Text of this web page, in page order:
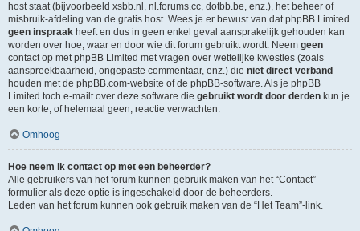
host staat (bijvoorbeeld xsbb.nl, nl.forums.cc, dotbb.be, enz.), het beheer of
misbruik-afdeling van de gratis host. Wees je er bewust van dat phpBB Limited
geen inspraak heeft en dus in geen enkel geval aansprakelijk gehouden kan
worden over hoe, waar en door wie dit forum gebruikt wordt. Neem geen
contact op met phpBB Limited met vragen over wettelijke kwesties (zoals
aanspreekbaarheid, ongepaste commentaar, enz.) die niet direct verband
houden met de phpBB.com-website of de phpBB-software. Als je phpBB
Limited toch e-mailt over deze software die gebruikt wordt door derden kun je
een korte, of helemaal geen, reactie verwachten.
Omhoog
Hoe neem ik contact op met een beheerder?
Alle gebruikers van het forum kunnen gebruik maken van het “Contact”-
formulier als deze optie is ingeschakeld door de beheerders.
Leden van het forum kunnen ook gebruik maken van de “Het Team”-link.